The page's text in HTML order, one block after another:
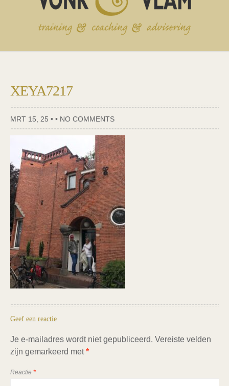
XEYA7217
MRT 15, 25 • • NO COMMENTS
Geef een reactie
Je e-mailadres wordt niet gepubliceerd. Vereiste velden
zijn gemarkeerd met*
Reactie *